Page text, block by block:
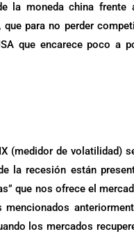
la moneda china
para no perder
que encarece poco a
(medidor de volatilidad)
la recesión están
que nos ofrece el
los mercados